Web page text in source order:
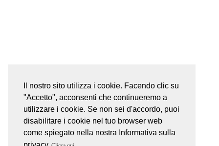
Il nostro sito utilizza i cookie. Facendo clic su
"Accetto", acconsenti che continueremo a
utilizzare i cookie. Se non sei d'accordo, puoi
disabilitare i cookie nel tuo browser web
come spiegato nella nostra Informativa sulla